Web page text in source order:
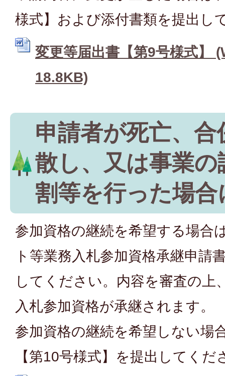
様式】および添付書類を提出し
変更等届出書【第9号様式】
18.8KB)
申請者が死亡、
散し、又は事業の
割等を行った場
参加資格の継続を希望する場合
ト等業務入札参加資格承継申請
してください。内容を審査の上
入札参加資格が承継されます。
参加資格の継続を希望しない場
【第10号様式】を提出してくだ